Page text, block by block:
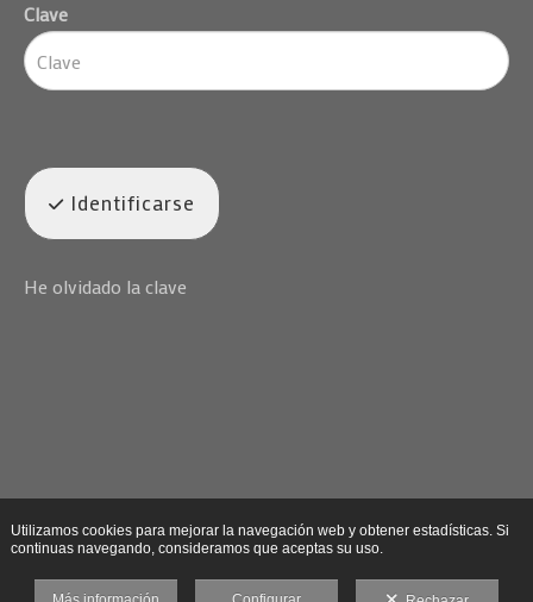
Clave
Identificarse
He olvidado la clave
Utilizamos cookies para mejorar la navegación web y obtener estadísticas. Si
continuas navegando, consideramos que aceptas su uso.